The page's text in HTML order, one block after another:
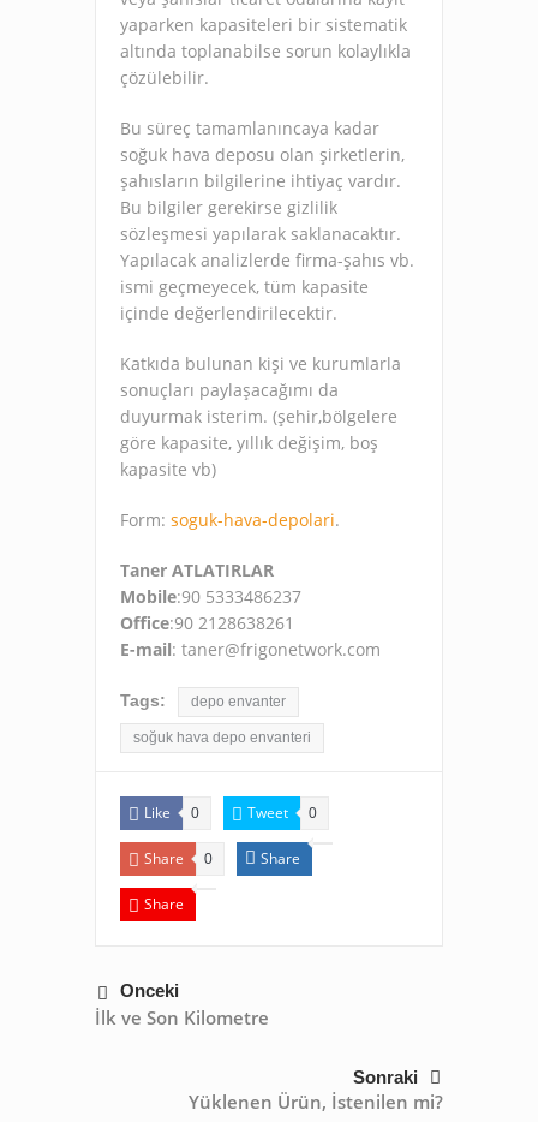
yaparken kapasiteleri bir sistematik
altında toplanabilse sorun kolaylıkla
çözülebilir.
Bu süreç tamamlanıncaya kadar
soğuk hava deposu olan şirketlerin,
şahısların bilgilerine ihtiyaç vardır.
Bu bilgiler gerekirse gizlilik
sözleşmesi yapılarak saklanacaktır.
Yapılacak analizlerde firma-şahıs vb.
ismi geçmeyecek, tüm kapasite
içinde değerlendirilecektir.
Katkıda bulunan kişi ve kurumlarla
sonuçları paylaşacağımı da
duyurmak isterim. (şehir,bölgelere
göre kapasite, yıllık değişim, boş
kapasite vb)
Form: soguk-hava-depolari.
Taner ATLATIRLAR
Mobile:90 5333486237
Office:90 2128638261
E-mail: taner@frigonetwork.com
Tags: depo envanter
soğuk hava depo envanteri
Like 0 Tweet 0
Share 0 Share
Share
Önceki
İlk ve Son Kilometre
Sonraki
Yüklenen Ürün, İstenilen mi?